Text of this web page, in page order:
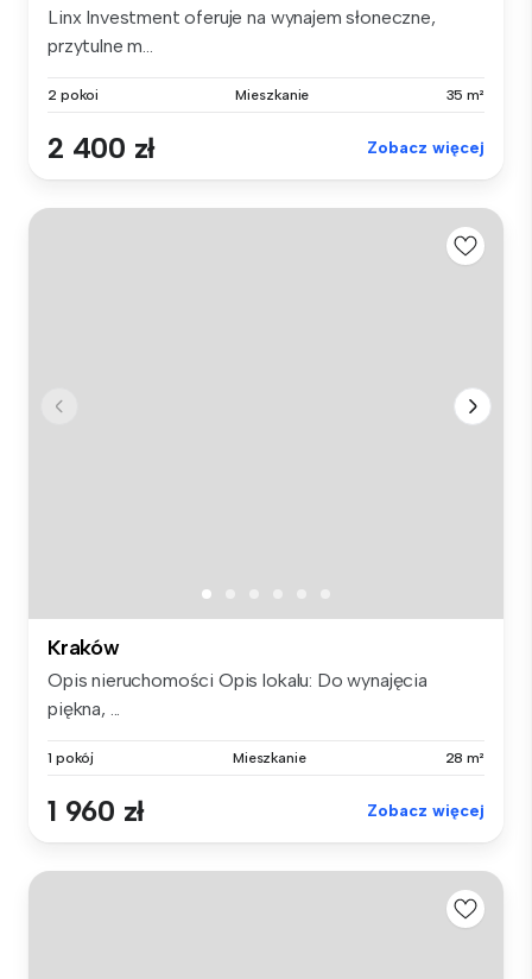
Linx Investment oferuje na wynajem słoneczne,
przytulne m...
2 pokoi Mieszkanie 35 m²
2 400 zł Zobacz więcej
Kraków
Opis nieruchomości Opis lokalu: Do wynajęcia
piękna, ...
1 pokój Mieszkanie 28 m²
1 960 zł Zobacz więcej